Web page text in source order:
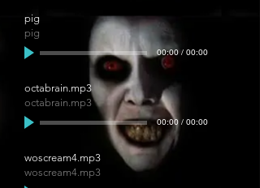
pig
pig
00:00/ 00:00
octabrain.mp3
octabrain.mp3
00:00/ 00:00
woscream4.mp3
woscream4.mp3